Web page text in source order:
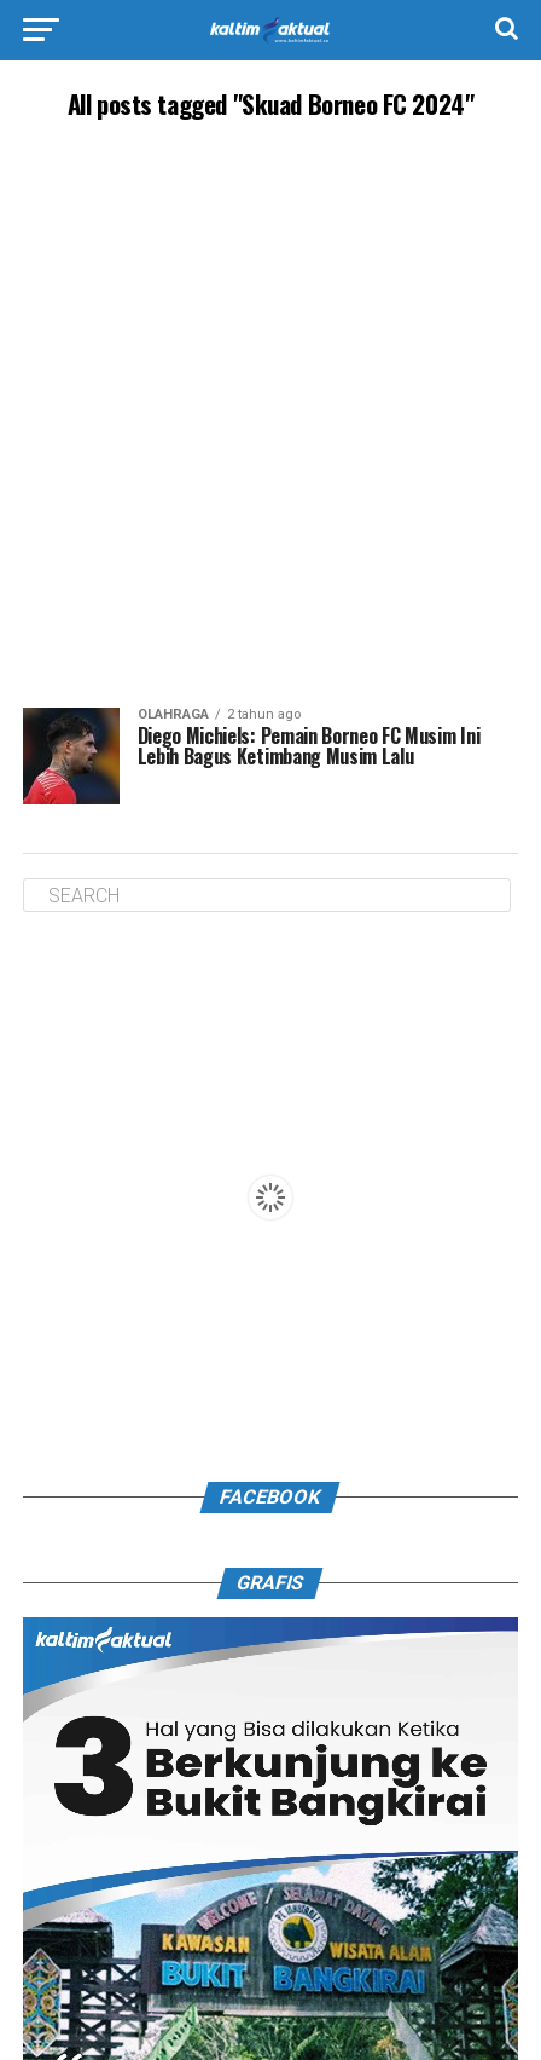
All posts tagged "Skuad Borneo FC 2024"
OLAHRAGA 2 tahun ago
Diego Michiels: Pemain Borneo FC Musim Ini
Lebih Bagus Ketimbang Musim Lalu
FACEBOOK
GRAFIS